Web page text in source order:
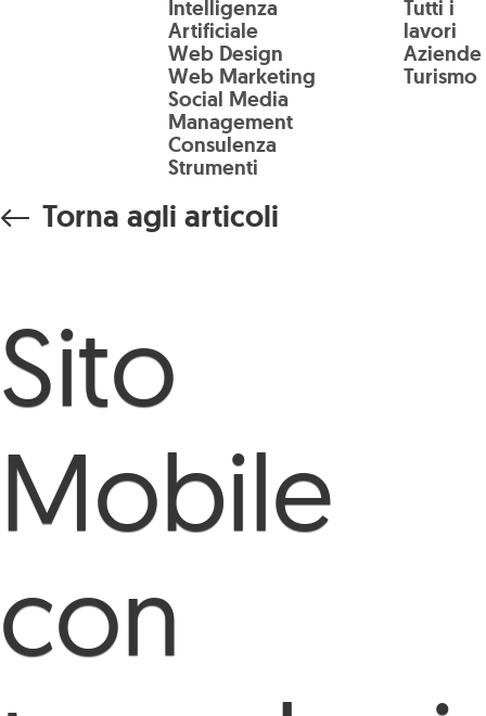
Salta al contenuto principaleIntelligenza
Artificiale
Web Design
Web Marketing
Social Media
Management
Consulenza
Strumenti
Tutti i
lavori
Aziende
Turismo
Torna agli articoli
Sito
Mobile
con